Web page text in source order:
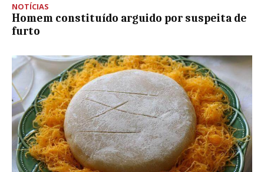
NOTÍCIAS
Homem constituído arguido por suspeita de
furto